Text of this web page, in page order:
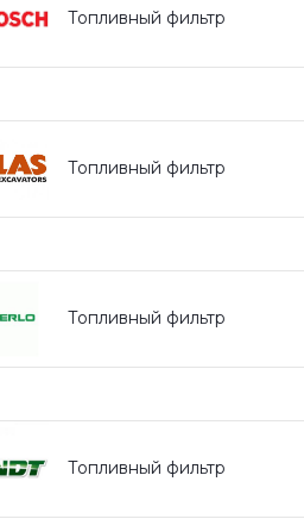
Топливный фильтр
Топливный фильтр
Топливный фильтр
Топливный фильтр